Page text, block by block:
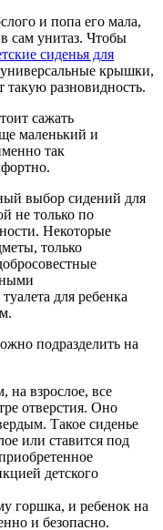
и попа его мала,
сам унитаз. Чтобы
сиденья для
крышки,
разновидность.
сажать
маленький и
так
выбор сидений для
не только по
Некоторые
только
для ребенка
подразделить на
взрослое, все
отверстия. Оно
Такое сиденье
или ставится под
детского
горшка, и ребенок на
и безопасно.